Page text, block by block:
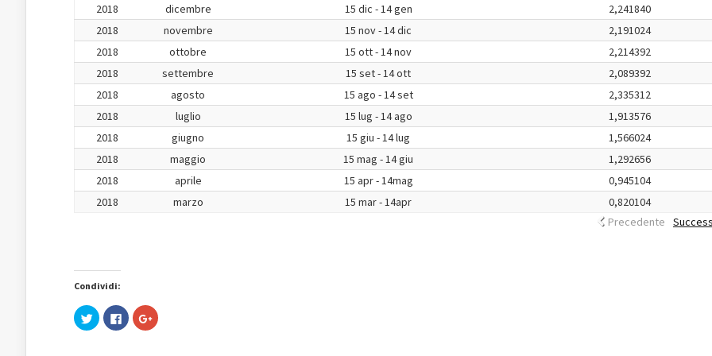
2018 dicembre 15 dic - 14 gen
2,241840
2018
novembre 15 nov - 14 dic
2,191024
2018
ottobre 15 ott - 14 nov
2,214392
2018
settembre 15 set - 14 ott
2,089392
2018
agosto 15 ago - 14 set
2,335312
2018
luglio 15 lug - 14 ago
1,913576
2018
giugno 15 giu - 14 lug
1,566024
2018
maggio 15 mag - 14 giu
1,292656
2018
aprile 15 apr - 14mag
0,945104
2018
marzo 15 mar - 14apr
0,820104
Precedente
Condividi:
Fai
clic
Fai
clic
Fai
clic